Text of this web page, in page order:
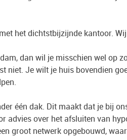
het dichtstbijzijnde kantoor.
dan wil je misschien wel op
niet. Je wilt je huis bovendien
één dak. Dit maakt dat je bij
advies over het afsluiten van
groot netwerk opgebouwd,